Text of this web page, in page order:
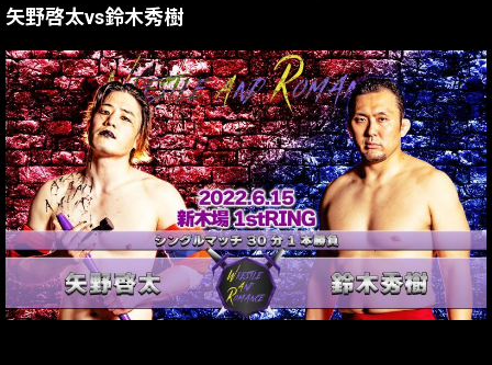
矢野啓太vs鈴木秀樹